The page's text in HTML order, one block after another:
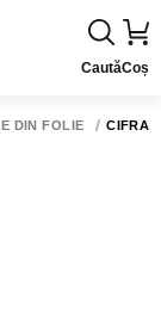
CautăCoș
DIN FOLIE CIFRA